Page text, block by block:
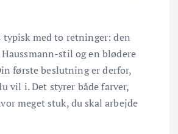
med to retninger: den
stil og en blødere
første beslutning er derfor,
vil i. Det styrer både farver,
meget stuk, du skal arbejde